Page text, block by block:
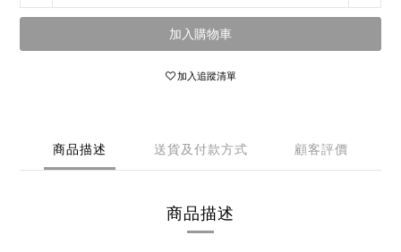
加入購物車
加入追蹤清單
商品描述 送貨及付款方式 顧客評價
商品描述